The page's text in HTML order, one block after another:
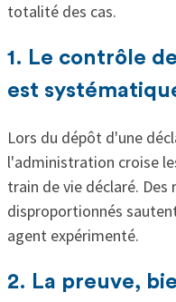
totalité des cas.
1. Le contrôle
est
Lors du dépôt d'une
l'administration croise
train de vie déclaré.
disproportionnés
agent expérimenté.
2. La preuve,